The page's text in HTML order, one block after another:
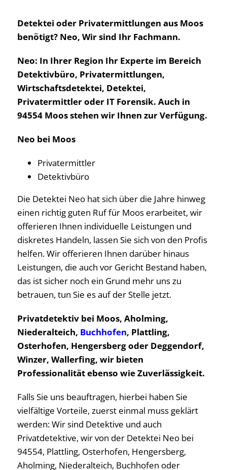
Detektei oder Privatermittlungen aus Moos
benötigt? Neo, Wir sind Ihr Fachmann.
Neo: In Ihrer Region Ihr Experte im Bereich
Detektivbüro, Privatermittlungen,
Wirtschaftsdetektei, Detektei,
Privatermittler oder IT Forensik. Auch in
94554 Moos stehen wir Ihnen zur Verfügung.
Neo bei Moos
Privatermittler
Detektivbüro
Die Detektei Neo hat sich über die Jahre hinweg
einen richtig guten Ruf für Moos erarbeitet, wir
offerieren Ihnen individuelle Leistungen und
diskretes Handeln, lassen Sie sich von den Profis
helfen. Wir offerieren Ihnen darüber hinaus
Leistungen, die auch vor Gericht Bestand haben,
das ist sicher noch ein Grund mehr uns zu
betrauen, tun Sie es auf der Stelle jetzt.
Privatdetektiv bei Moos, Aholming,
Niederalteich, Buchhofen, Plattling,
Osterhofen, Hengersberg oder Deggendorf,
Winzer, Wallerfing, wir bieten
Professionalität ebenso wie Zuverlässigkeit.
Falls Sie uns beauftragen, hierbei haben Sie
vielfältige Vorteile, zuerst einmal muss geklärt
werden: Wir sind Detektive und auch
Privatdetektive, wir von der Detektei Neo bei
94554, Plattling, Osterhofen, Hengersberg,
Aholming, Niederalteich, Buchhofen oder